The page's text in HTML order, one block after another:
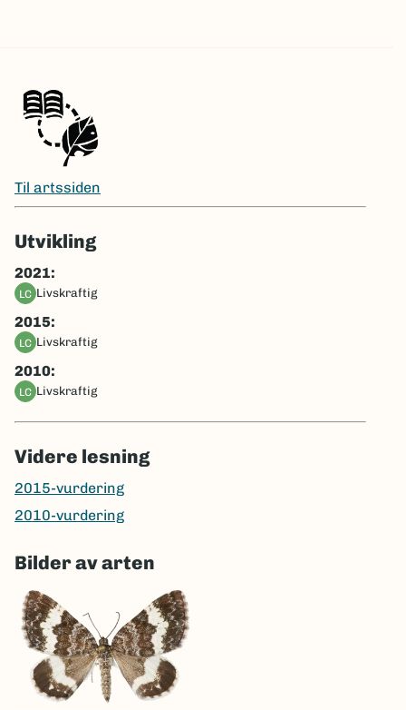
Til artssiden
Utvikling
2021:
LC livskraftig
2015:
LC livskraftig
2010:
LC livskraftig
Videre lesning
2015-vurdering
2010-vurdering
Bilder av arten